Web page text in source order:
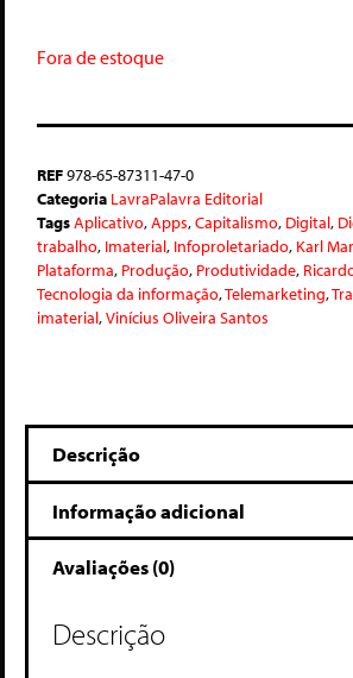
Fora de estoque
REF978-65-87311-47-0
Categoria LavraPalavra Editorial
TagsAplicativo,Apps,Capitalismo, Digital,
trabalho, Imaterial, Infoproletariado, Karl
Plataforma, Produção, Produtividade,
Tecnologia da informação,Telemarketing,
imaterial,Vinícius Oliveira Santos
Descrição
Informação adicional
Avaliações (0)
Descrição